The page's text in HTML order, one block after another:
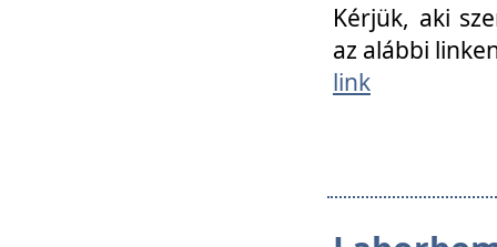
Kérjük, aki
az alábbi
link